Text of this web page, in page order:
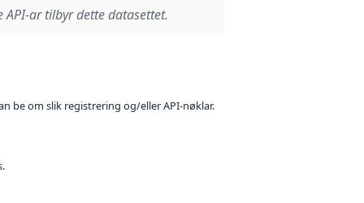
API-ar tilbyr dette datasettet.
be om slik registrering og/eller API-nøklar.